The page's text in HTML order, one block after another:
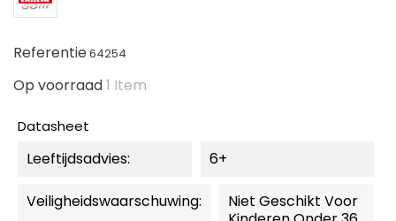
Referentie64254
Op voorraad1 Item
Datasheet
Leeftijdsadvies: 6+
Veiligheidswaarschuwing:
Niet Geschikt Voor